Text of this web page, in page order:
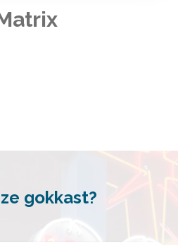
gokkast?